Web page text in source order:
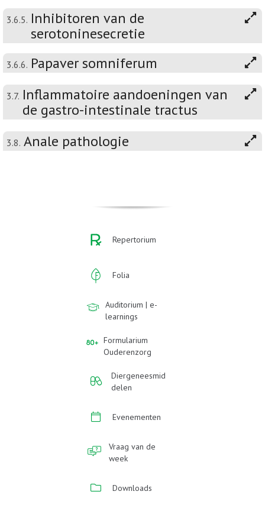
3.6.5. Inhibitoren van de
serotoninesecretie
3.6.6. Papaver somniferum
3.7. Inflammatoire aandoeningen van
de gastro-intestinale tractus
3.8. Anale pathologie
Repertorium
Folia
Auditorium | e-
learnings
Formularium
Ouderenzorg
Diergeneesmid
delen
Evenementen
Vraag van de
week
Downloads